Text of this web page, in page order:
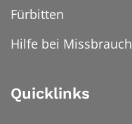
Fürbitten
Hilfe bei Missbrauch
Quicklinks